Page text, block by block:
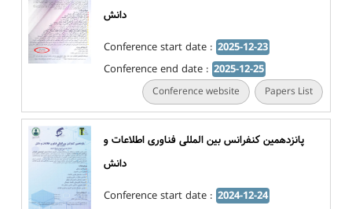
دانش
Conference start date : 2025-12-23
Conference end date : 2025-12-25
Conference website Papers List
پانزدهمین کنفرانس بین المللی فناوری اطلاعات و
دانش
Conference start date : 2024-12-24